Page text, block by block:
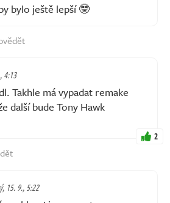
bylo ještě lepší 🤓
4:13
Takhle má vypadat remake
další bude Tony Hawk
2
15. 9., 5:22